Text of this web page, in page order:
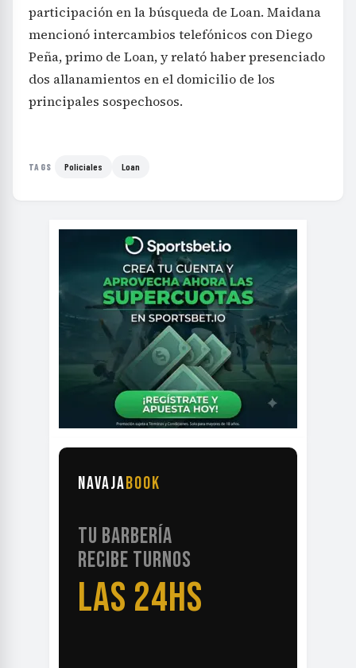
participación en la búsqueda de Loan. Maidana
mencionó intercambios telefónicos con Diego
Peña, primo de Loan, y relató haber presenciado
dos allanamientos en el domicilio de los
principales sospechosos.
TAGS Policiales Loan
NAVAJABOOK
TU BARBERÍA
RECIBE TURNOS
LAS 24HS